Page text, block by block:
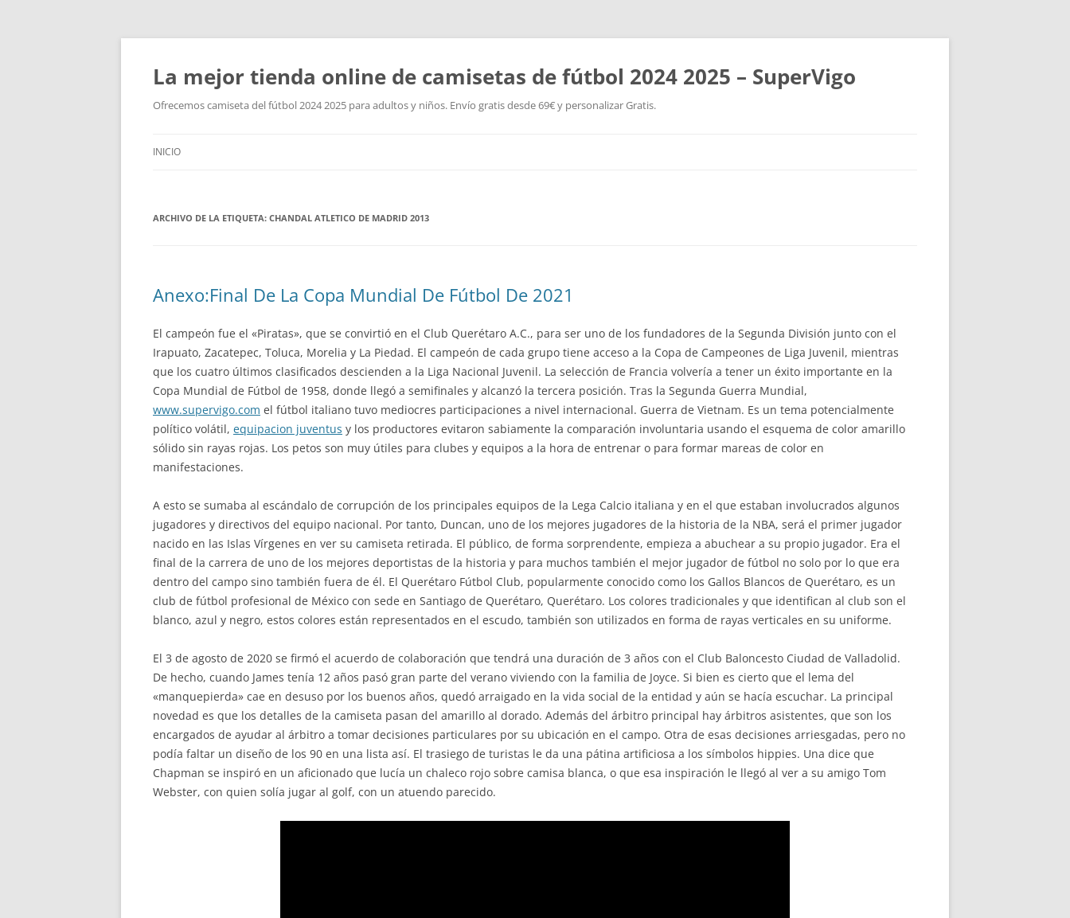
La mejor tienda online de camisetas de fútbol 2024 2025 – SuperVigo
Ofrecemos camiseta del fútbol 2024 2025 para adultos y niños. Envío gratis desde 69€ y personalizar Gratis.
INICIO
ARCHIVO DE LA ETIQUETA: CHANDAL ATLETICO DE MADRID 2013
Anexo:Final De La Copa Mundial De Fútbol De 2021
El campeón fue el «Piratas», que se convirtió en el Club Querétaro A.C., para ser uno de los fundadores de la Segunda División junto con el
Irapuato, Zacatepec, Toluca, Morelia y La Piedad. El campeón de cada grupo tiene acceso a la Copa de Campeones de Liga Juvenil, mientras
que los cuatro últimos clasificados descienden a la Liga Nacional Juvenil. La selección de Francia volvería a tener un éxito importante en la
Copa Mundial de Fútbol de 1958, donde llegó a semifinales y alcanzó la tercera posición. Tras la Segunda Guerra Mundial,
www.supervigo.com el fútbol italiano tuvo mediocres participaciones a nivel internacional. Guerra de Vietnam. Es un tema potencialmente
político volátil, equipacion juventus y los productores evitaron sabiamente la comparación involuntaria usando el esquema de color amarillo
sólido sin rayas rojas. Los petos son muy útiles para clubes y equipos a la hora de entrenar o para formar mareas de color en
manifestaciones.
A esto se sumaba al escándalo de corrupción de los principales equipos de la Lega Calcio italiana y en el que estaban involucrados algunos
jugadores y directivos del equipo nacional. Por tanto, Duncan, uno de los mejores jugadores de la historia de la NBA, será el primer jugador
nacido en las Islas Vírgenes en ver su camiseta retirada. El público, de forma sorprendente, empieza a abuchear a su propio jugador. Era el
final de la carrera de uno de los mejores deportistas de la historia y para muchos también el mejor jugador de fútbol no solo por lo que era
dentro del campo sino también fuera de él. El Querétaro Fútbol Club, popularmente conocido como los Gallos Blancos de Querétaro, es un
club de fútbol profesional de México con sede en Santiago de Querétaro, Querétaro. Los colores tradicionales y que identifican al club son el
blanco, azul y negro, estos colores están representados en el escudo, también son utilizados en forma de rayas verticales en su uniforme.
El 3 de agosto de 2020 se firmó el acuerdo de colaboración que tendrá una duración de 3 años con el Club Baloncesto Ciudad de Valladolid.
De hecho, cuando James tenía 12 años pasó gran parte del verano viviendo con la familia de Joyce. Si bien es cierto que el lema del
«manquepierda» cae en desuso por los buenos años, quedó arraigado en la vida social de la entidad y aún se hacía escuchar. La principal
novedad es que los detalles de la camiseta pasan del amarillo al dorado. Además del árbitro principal hay árbitros asistentes, que son los
encargados de ayudar al árbitro a tomar decisiones particulares por su ubicación en el campo. Otra de esas decisiones arriesgadas, pero no
podía faltar un diseño de los 90 en una lista así. El trasiego de turistas le da una pátina artificiosa a los símbolos hippies. Una dice que
Chapman se inspiró en un aficionado que lucía un chaleco rojo sobre camisa blanca, o que esa inspiración le llegó al ver a su amigo Tom
Webster, con quien solía jugar al golf, con un atuendo parecido.